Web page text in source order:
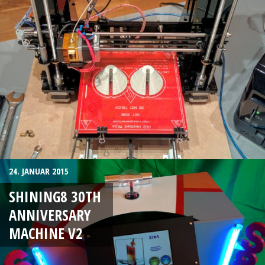
24. JANUAR 2015
SHINING8 30TH
ANNIVERSARY
MACHINE V2